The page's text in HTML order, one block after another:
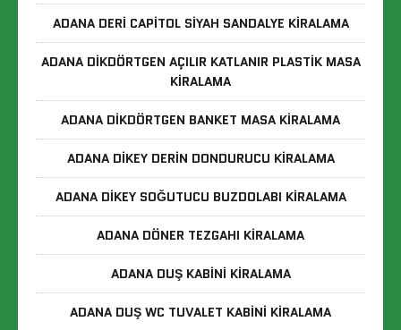
ADANA DERI CAPITOL SIYAH SANDALYE KIRALAMA
ADANA DIKDÖRTGEN AÇILIR KATLANIR PLASTIK MASA
KIRALAMA
ADANA DIKDÖRTGEN BANKET MASA KIRALAMA
ADANA DIKEY DERIN DONDURUCU KIRALAMA
ADANA DIKEY SOĞUTUCU BUZDOLABI KIRALAMA
ADANA DÖNER TEZGAHI KIRALAMA
ADANA DUŞ KABINI KIRALAMA
ADANA DUŞ WC TUVALET KABINI KIRALAMA